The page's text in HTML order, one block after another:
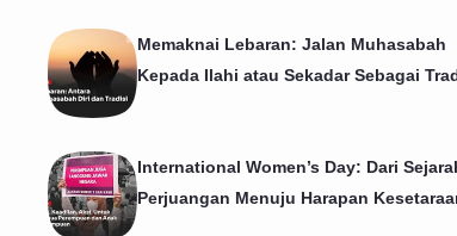
Memaknai Lebaran: Jalan Muhasabah
Kepada Ilahi atau Sekadar Sebagai
International Women’s Day: Dari
Perjuangan Menuju Harapan